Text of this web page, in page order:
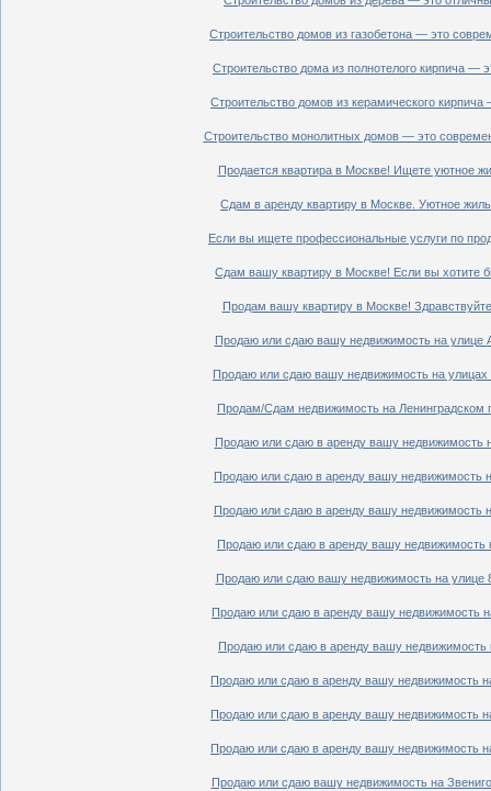
Строительство домов из газобетона — это
Строительство дома из полнотелого кирпича —
Строительство домов из керамического
Строительство монолитных домов — это
Продается квартира в Москве! Ищете уютное
Сдам в аренду квартиру в Москве. Уютное
Если вы ищете профессиональные услуги по
Сдам вашу квартиру в Москве! Если вы хотите
Продам вашу квартиру в Москве!
Продаю или сдаю вашу недвижимость на улице
Продаю или сдаю вашу недвижимость на
Продам/Сдам недвижимость на Ленинградском
Продаю или сдаю в аренду вашу недвижимость
Продаю или сдаю в аренду вашу недвижимость
Продаю или сдаю в аренду вашу недвижимость
Продаю или сдаю в аренду вашу недвижимость
Продаю или сдаю вашу недвижимость на улице
Продаю или сдаю в аренду вашу недвижимость
Продаю или сдаю в аренду вашу недвижимость
Продаю или сдаю в аренду вашу недвижимость
Продаю или сдаю в аренду вашу недвижимость
Продаю или сдаю в аренду вашу недвижимость
Продаю или сдаю вашу недвижимость на